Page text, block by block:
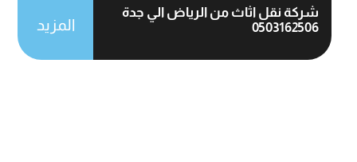
شركة نقل اثاث من الرياض الي جدة
0503162506
المزيد